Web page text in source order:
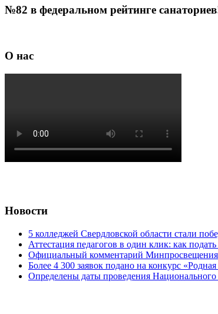
№82 в федеральном рейтинге
О нас
Новости
5 колледжей Свердловской области стали
Аттестация педагогов в один клик: как
Официальный комментарий Минпросвещения
Более 4 300 заявок подано на конкурс
Определены даты проведения